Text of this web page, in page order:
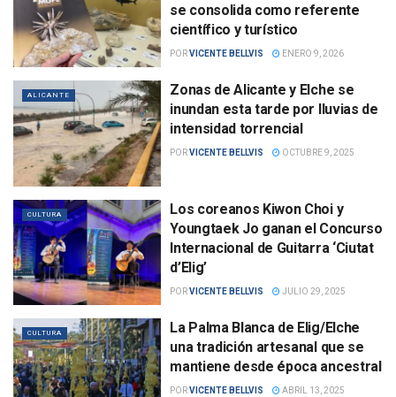
se consolida como referente
científico y turístico
PORVICENTE BELLVIS ENERO 9, 2026
ALICANTE
Zonas de Alicante y Elche se
inundan esta tarde por lluvias de
intensidad torrencial
PORVICENTE BELLVIS OCTUBRE 9, 2025
CULTURA
Los coreanos Kiwon Choi y
Youngtaek Jo ganan el Concurso
Internacional de Guitarra ‘Ciutat
d’Elig’
PORVICENTE BELLVIS JULIO 29, 2025
CULTURA
La Palma Blanca de Elig/Elche
una tradición artesanal que se
mantiene desde época ancestral
PORVICENTE BELLVIS ABRIL 13, 2025